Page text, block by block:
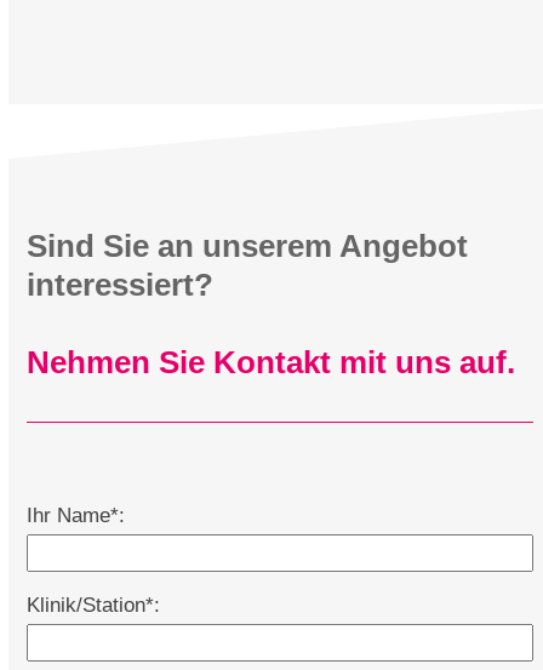
Sind Sie an unserem Angebot
interessiert?
Nehmen Sie Kontakt mit uns auf.
Ihr Name*:
Klinik/Station*: